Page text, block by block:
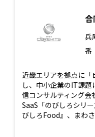
合
兵
番
近畿エリアを拠点に「
し、中小企業のIT課
信コンサルティング会
SaaS「のびしろシリ
びしろFood』、まわ